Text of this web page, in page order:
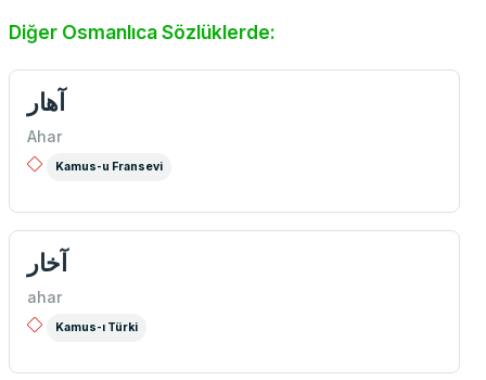
Diğer Osmanlıca Sözlüklerde:
آهار
Ahar
Kamus-u Fransevi
آخار
ahar
Kamus-ı Türki